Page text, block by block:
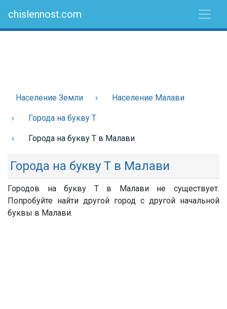
chislennost.com
Население Земли Население Малави
Города на букву Т
Города на букву Т в Малави
Города на букву Т в Малави
Городов на букву Т в Малави не существует.
Попробуйте найти другой город с другой начальной
буквы в Малави.